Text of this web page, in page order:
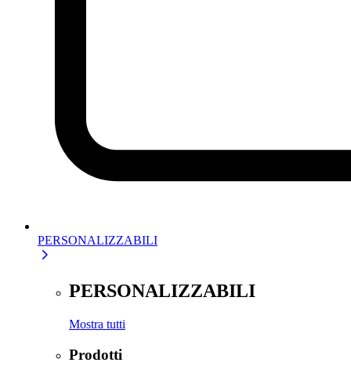
PERSONALIZZABILI
PERSONALIZZABILI
Mostra tutti
Prodotti